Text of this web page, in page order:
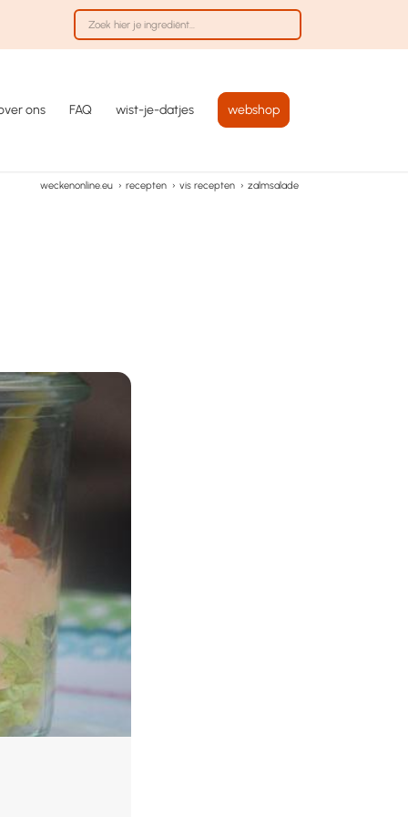
ons FAQ wist-je-datjes webshop
weckenonline.eu › recepten › vis recepten › zalmsalade